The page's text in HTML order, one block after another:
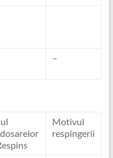
–
Motivul
respingerii